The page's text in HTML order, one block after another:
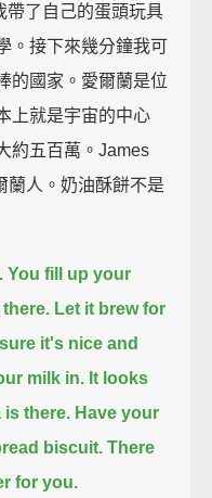
帶了自己的蛋頭玩具
。接下來幾分鐘我可
的國家。愛爾蘭是位
上就是宇宙的中心
約五百萬。James
蘭人。奶油酥餅不是
You fill up your
there. Let it brew for
it's nice and
milk in. It looks
is there. Have your
biscuit. There
for you.